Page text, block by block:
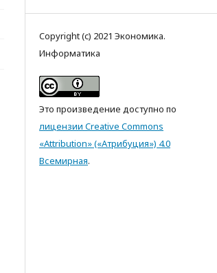
Copyright (c) 2021 Экономика.
Информатика
Это произведение доступно по
лицензии Creative Commons
«Attribution» («Атрибуция») 4.0
Всемирная.